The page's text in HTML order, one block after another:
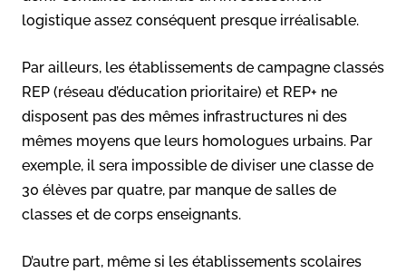
logistique assez conséquent presque irréalisable.
Par ailleurs, les établissements de campagne classés
REP (réseau d’éducation prioritaire) et REP+ ne
disposent pas des mêmes infrastructures ni des
mêmes moyens que leurs homologues urbains. Par
exemple, il sera impossible de diviser une classe de
30 élèves par quatre, par manque de salles de
classes et de corps enseignants.
D’autre part, même si les établissements scolaires